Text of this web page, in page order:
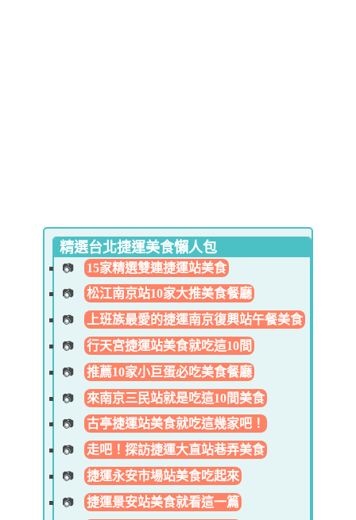
精選台北捷運美食懶人包
15家精選雙連捷運站美食
松江南京站10家大推美食餐廳
上班族最愛的捷運南京復興站午餐美食
行天宮捷運站美食就吃這10間
推薦10家小巨蛋必吃美食餐廳
來南京三民站就是吃這10間美食
古亭捷運站美食就吃這幾家吧！
走吧！探訪捷運大直站巷弄美食
捷運永安市場站美食吃起來
捷運景安站美食就看這一篇